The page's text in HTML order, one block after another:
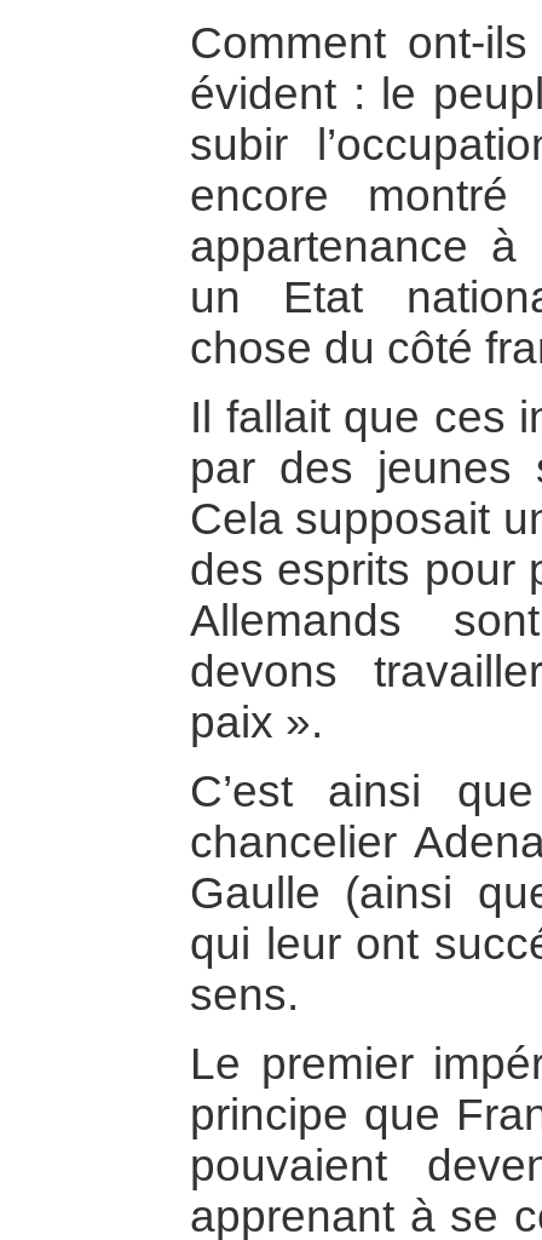
Comment ont-
évident : le
subir
encore
appartenance
un Etat
chose du côté
Il fallait que ces
par des jeunes
Cela supposait
des esprits pour
Allemands
devons
paix ».
C’est ainsi
chancelier
Gaulle (ainsi
qui leur ont
sens.
Le premier
principe que
pouvaient
apprenant à se